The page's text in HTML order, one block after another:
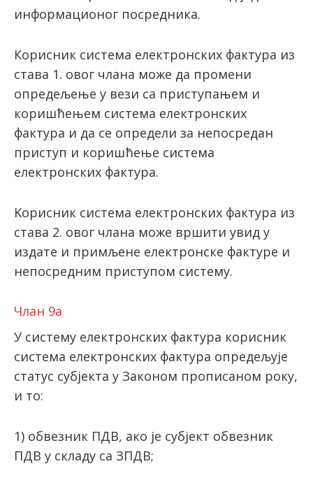
информационог посредника.
Корисник система електронских фактура из
става 1. овог члана може да промени
опредељење у вези са приступањем и
коришћењем система електронских
фактура и да се определи за непосредан
приступ и коришћење система
електронских фактура.
Kорисник система електронских фактура из
става 2. овог члана може вршити увид у
издате и примљене електронске фактуре и
непосредним приступом систему.
Члан 9а
У систему електронских фактура корисник
система електронских фактура опредељује
статус субјекта у Законом прописаном року,
и то:
1) обвезник ПДВ, ако је субјект обвезник
ПДВ у складу са ЗПДВ;